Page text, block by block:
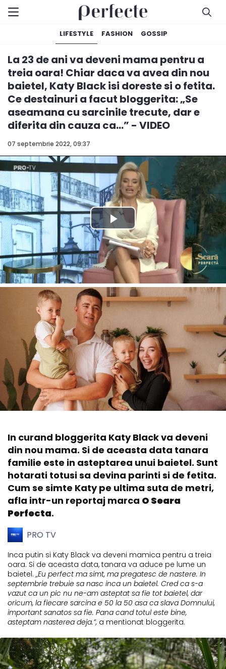
LIFESTYLE FASHION GOSSIP
07 septembrie 2022, 09:37
La 23 de ani va deveni mama pentru a
treia oara! Chiar daca va avea din nou
baietel, Katy Black isi doreste si o fetita.
Ce destainuri a facut bloggerita: „Se
aseamana cu sarcinile trecute, dar e
diferita din cauza ca...” - VIDEO
In curand bloggerita Katy Black va deveni
din nou mama. Si de aceasta data tanara
familie este in asteptarea unui baietel. Sunt
hotarati totusi sa devina parinti si de fetita.
Cum se simte Katy pe ultima suta de metri,
afla intr-un reportaj marca O Seara
Perfecta.
PRO TV
Inca putin si Katy Black va deveni mamica pentru a treia
oara. Si de aceasta data, tanara va aduce pe lume un
baietel. „Eu perfect ma simt, ma pregatesc de nastere. In
septembrie trebuie sa nasc inca un baietel. Cred ca s-a
vazut ca un pic nu ne-am asteptat sa fie tot baietel, dar
oricum, la fiecare sarcina e 50 la 50 asa ca slava Domnului,
important sanatos sa fie. Pana cand totul este bine,
asteptam nasterea deja.”, a mentionat bloggerita.